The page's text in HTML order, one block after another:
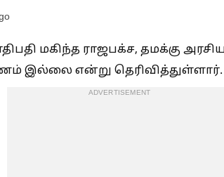
மகிந்த ராஜபக்ச, தமக்கு
இல்லை என்று தெரிவித்துள்ளார்.
ADVERTISEMENT